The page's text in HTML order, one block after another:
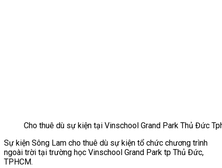
Cho thuê dù sự kiện tại Vinschool Grand Park Thủ Đức
Sự kiện Sông Lam cho thuê dù sự kiện tổ chức chương trình
ngoài trời tại trường học Vinschool Grand Park tp Thủ Đức,
TPHCM.